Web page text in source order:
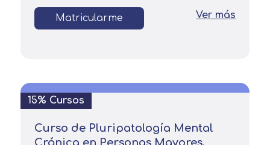
Matricularme Ver más
15% Cursos
Curso de Pluripatología Mental
Crónica en Personas Mayores.
Solicitar
información
Nombre
Telefono
Centro de